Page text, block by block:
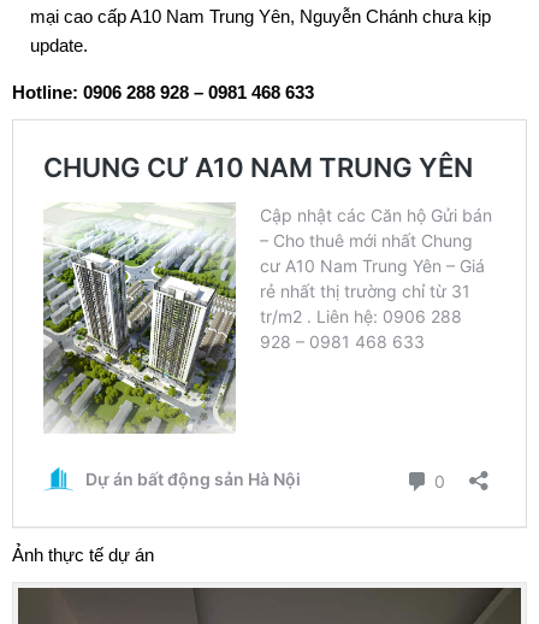
mại cao cấpA10 Nam Trung Yên, Nguyễn Chánh chưa kịp
update.
Hotline: 0906 288 928 – 0981 468 633
Ảnh thực tế dự án